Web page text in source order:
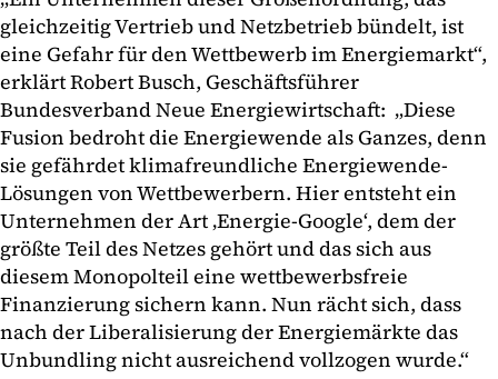
gleichzeitig Vertrieb und Netzbetrieb bündelt, ist
eine Gefahr für den Wettbewerb im Energiemarkt“,
erklärt Robert Busch, Geschäftsführer
Bundesverband Neue Energiewirtschaft: „Diese
Fusion bedroht die Energiewende als Ganzes, denn
sie gefährdet klimafreundliche Energiewende-
Lösungen von Wettbewerbern. Hier entsteht ein
Unternehmen der Art ‚Energie-Google‘, dem der
größte Teil des Netzes gehört und das sich aus
diesem Monopolteil eine wettbewerbsfreie
Finanzierung sichern kann. Nun rächt sich, dass
nach der Liberalisierung der Energiemärkte das
Unbundling nicht ausreichend vollzogen wurde.“